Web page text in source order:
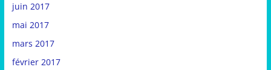
juin 2017
mai 2017
mars 2017
février 2017